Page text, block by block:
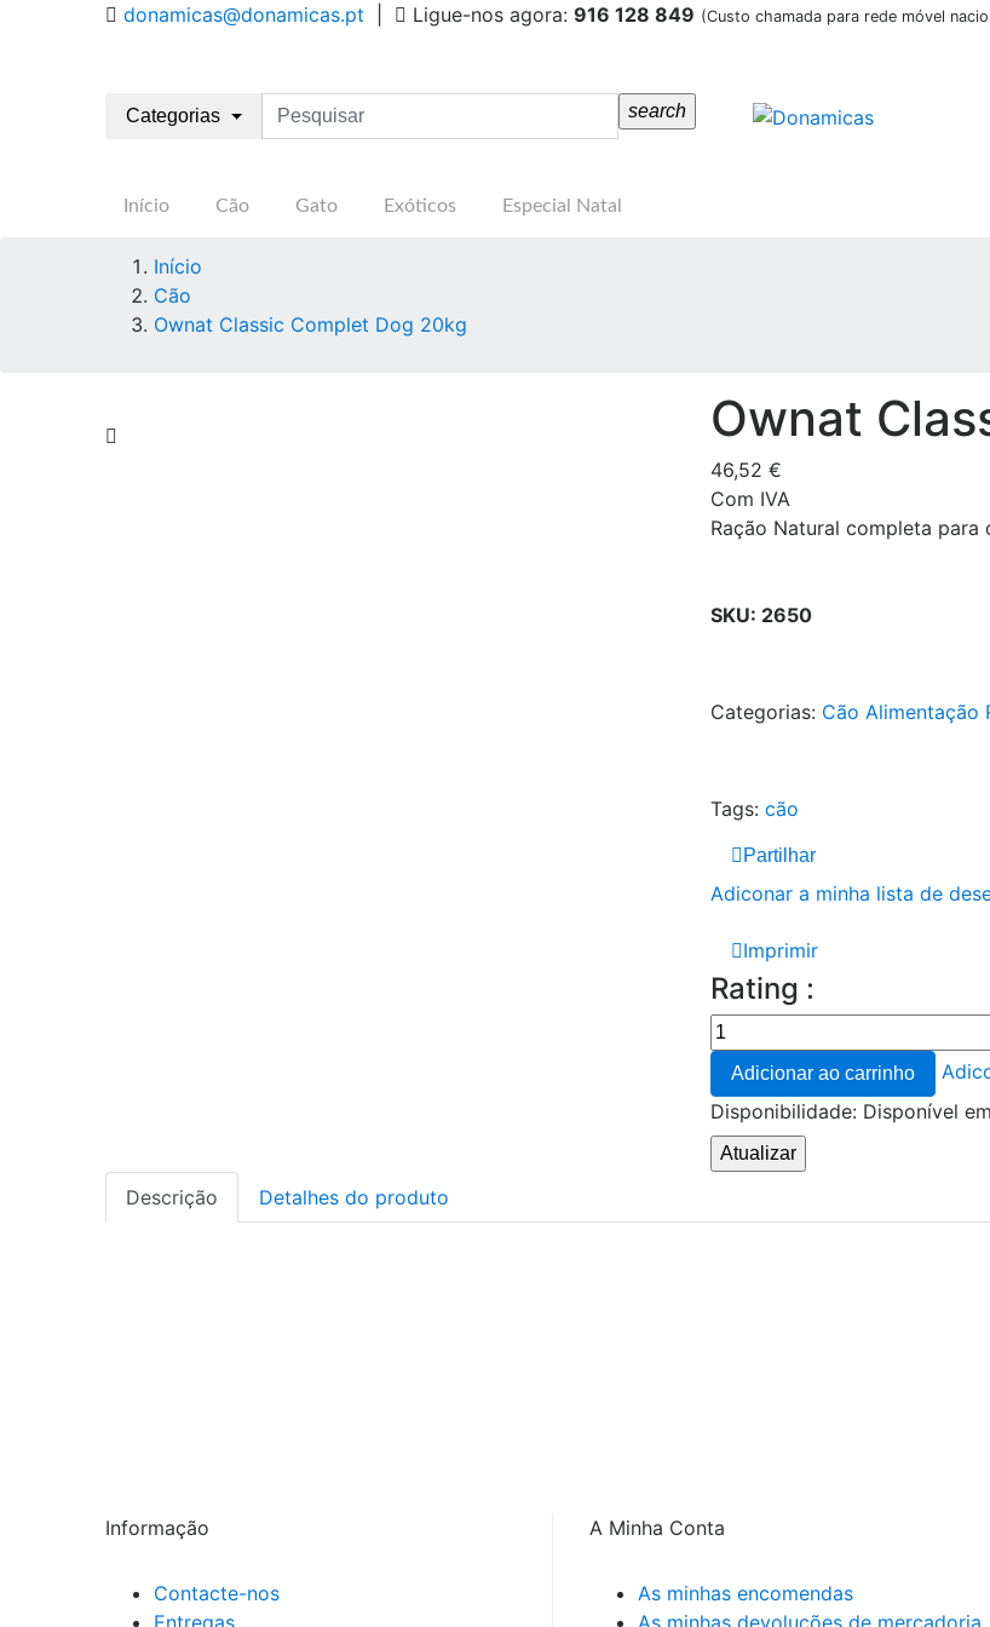
donamicas@donamicas.pt Ligue-nos agora: 916 128 849 (Custo chamada para rede móvel
Categorias search
Início Cão Gato Exóticos Especial Natal
Início
Cão
Ownat Classic Complet Dog 20kg
Ownat
46,52 €
Com IVA
Ração Natural completa
SKU: 2650
Categorias: Cão Alimentação
Tags: cão
Partilhar
Adiconar a minha lista de
Imprimir
Rating :
Adicionar ao carrinho
Disponibilidade: Disponível
Descrição Detalhes do produto
Informação
Contacte-nos
Entregas
A Minha Conta
As minhas encomendas
As minhas devoluções de mercadoria